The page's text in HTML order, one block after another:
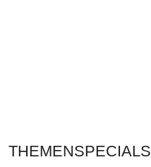
THEMENSPECIALS